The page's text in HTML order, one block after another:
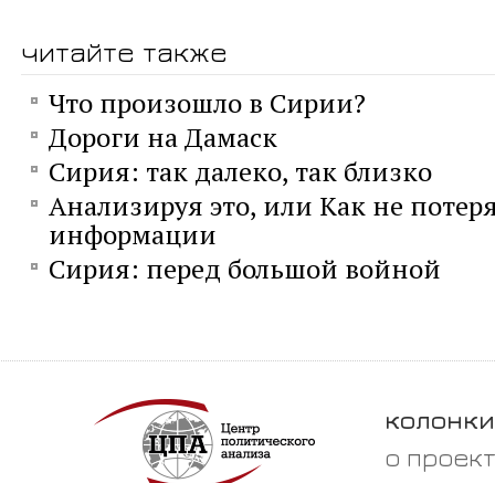
читайте также
Что произошло в Сирии?
Дороги на Дамаск
Сирия: так далеко, так близко
Анализируя это, или Как не
информации
Сирия: перед большой войной
колонки
о